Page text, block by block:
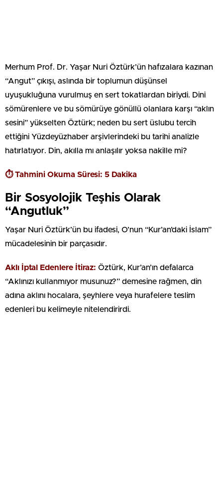
Merhum Prof. Dr. Yaşar Nuri Öztürk’ün hafızalara kazınan
“Angut” çıkışı, aslında bir toplumun düşünsel
uyuşukluğuna vurulmuş en sert tokatlardan biriydi. Dini
sömürenlere ve bu sömürüye gönüllü olanlara karşı “aklın
sesini” yükselten Öztürk; neden bu sert üslubu tercih
ettiğini Yüzdeyüzhaber arşivlerindeki bu tarihi analizle
hatırlatıyor. Din, akılla mı anlaşılır yoksa nakille mi?
⏱️ Tahmini Okuma Süresi: 5 Dakika
Bir Sosyolojik Teşhis Olarak
“Angutluk”
Yaşar Nuri Öztürk’ün bu ifadesi, O’nun “Kur’an’daki İslam”
mücadelesinin bir parçasıdır.
Aklı İptal Edenlere İtiraz: Öztürk, Kur’an’ın defalarca
“Aklınızı kullanmıyor musunuz?” demesine rağmen, din
adına aklını hocalara, şeyhlere veya hurafelere teslim
edenleri bu kelimeyle nitelendirirdi.